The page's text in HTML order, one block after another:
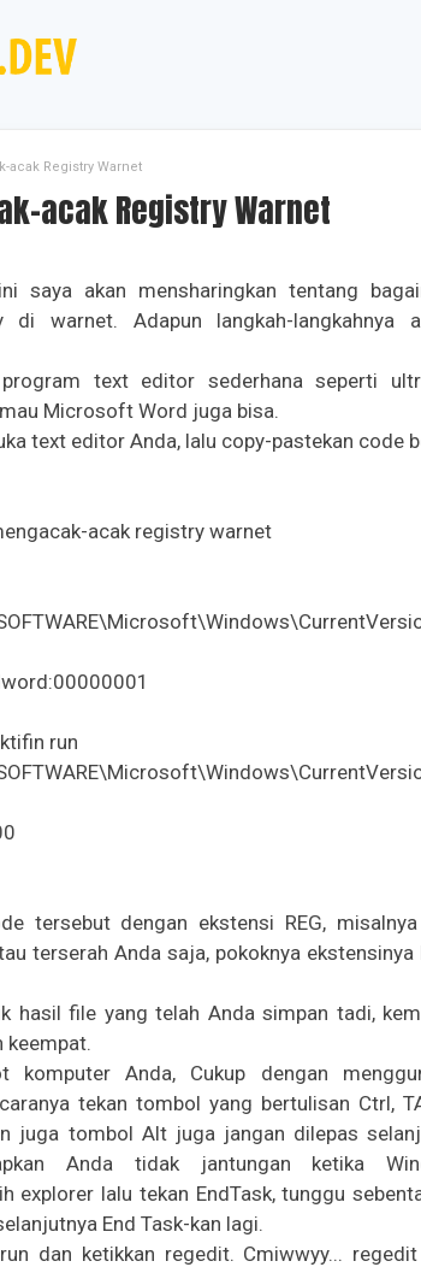
acak Registry Warnet
acak Registry Warnet
saya akan mensharingkan tentang
di warnet. Adapun langkah-langkahnya
text editor sederhana seperti
Microsoft Word juga bisa.
text editor Anda, lalu copy-pastekan code
acak registry warnet
run
tersebut dengan ekstensi REG,
terserah Anda saja, pokoknya ekstensinya
hasil file yang telah Anda simpan tadi,
keempat.
komputer Anda, Cukup dengan
tekan tombol yang bertulisan Ctrl,
juga tombol Alt juga jangan dilepas
Anda tidak jantungan ketika
explorer lalu tekan EndTask, tunggu
End Task-kan lagi.
dan ketikkan regedit. Cmiwwyy...